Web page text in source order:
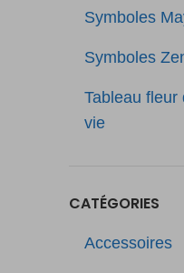
Symboles
Symboles
Tableau fleur
vie
CATÉGORIES
Accessoires